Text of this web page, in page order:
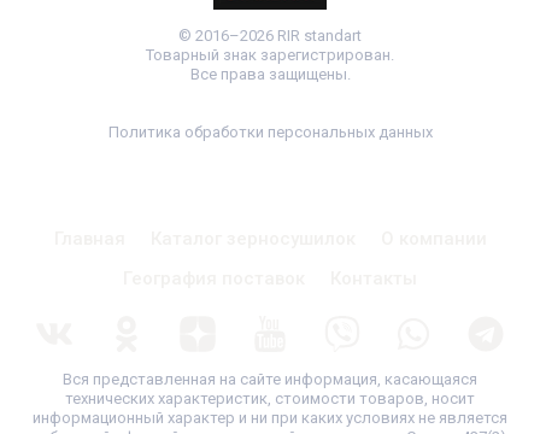
© 2016–2026 RIR standart
Товарный знак зарегистрирован.
Все права защищены.
Политика обработки персональных данных
Вся представленная на сайте информация, касающаяся
технических характеристик, стоимости товаров, носит
информационный характер и ни при каких условиях не является